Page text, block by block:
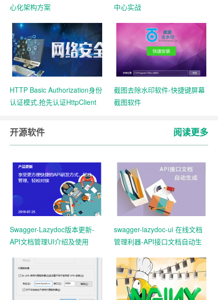
心化架构方案 中心实战
HTTP Basic Authorization身份
认证模式,抢先认证HttpClient
截图去除水印软件-快捷键屏幕
截图软件
开源软件 阅读更多
Swagger-Lazydoc版本更新-
API文档管理UI介绍及使用
swagger-lazydoc-ui 在线文档
管理利器-API接口文档自动生